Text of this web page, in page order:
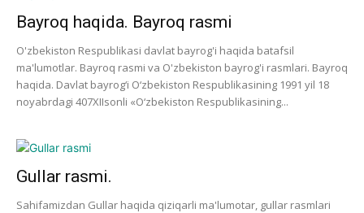
Bayroq haqida. Bayroq rasmi
O'zbekiston Respublikasi davlat bayrog'i haqida batafsil
ma'lumotlar. Bayroq rasmi va O'zbekiston bayrog'i rasmlari. Bayroq
haqida. Davlat bayrog‘i O‘zbekiston Respublikasining 1991 yil 18
noyabrdagi 407­XII­sonli «O‘zbekiston Respublikasining...
Gullar rasmi.
Sahifamizdan Gullar haqida qiziqarli ma'lumotar, gullar rasmlari